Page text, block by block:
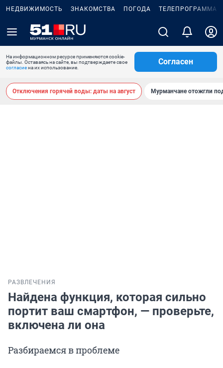
НЕДВИЖИМОСТЬ ЗНАКОМСТВА ПОГОДА ТЕЛЕПРОГРАММА
На информационном ресурсе применяются cookie-
файлы. Оставаясь на сайте, вы подтверждаете свое
согласиена их использование.
Согласен
Отключения горячей воды: даты на август Мурманчане отожгли
РАЗВЛЕЧЕНИЯ
Найдена функция, которая сильно
портит ваш смартфон, — проверьте,
включена ли она
Разбираемся в проблеме